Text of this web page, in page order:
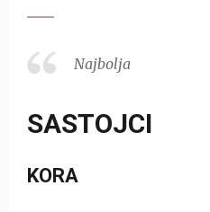
Najbolja
SASTOJCI
KORA